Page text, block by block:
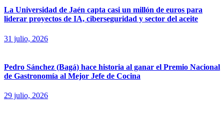
La Universidad de Jaén capta casi un millón de euros para
liderar proyectos de IA, ciberseguridad y sector del aceite
31 julio, 2026
Pedro Sánchez (Bagá) hace historia al ganar el Premio Nacional
de Gastronomía al Mejor Jefe de Cocina
29 julio, 2026